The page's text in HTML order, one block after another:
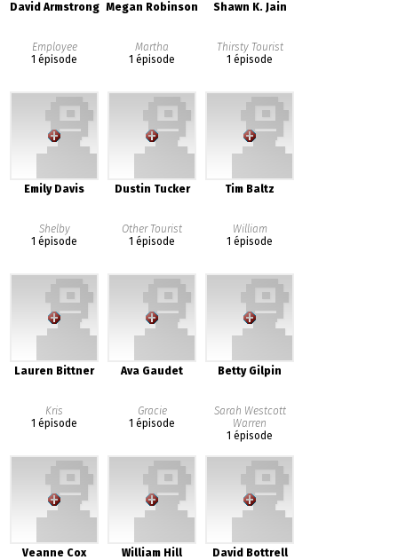
David Armstrong
Employee
1 épisode
Megan Robinson
Martha
1 épisode
Shawn K. Jain
Thirsty Tourist
1 épisode
Emily Davis
Shelby
1 épisode
Dustin Tucker
Other Tourist
1 épisode
Tim Baltz
William
1 épisode
Lauren Bittner
Kris
1 épisode
Ava Gaudet
Gracie
1 épisode
Betty Gilpin
Sarah Westcott
Warren
1 épisode
Veanne Cox William Hill David Bottrell